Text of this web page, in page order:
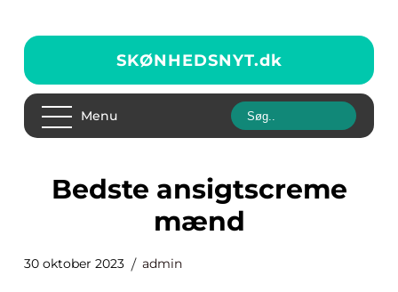
SKØNHEDSNYT.dk
Menu
bedste ansigtscreme
mænd
30 oktober 2023 admin